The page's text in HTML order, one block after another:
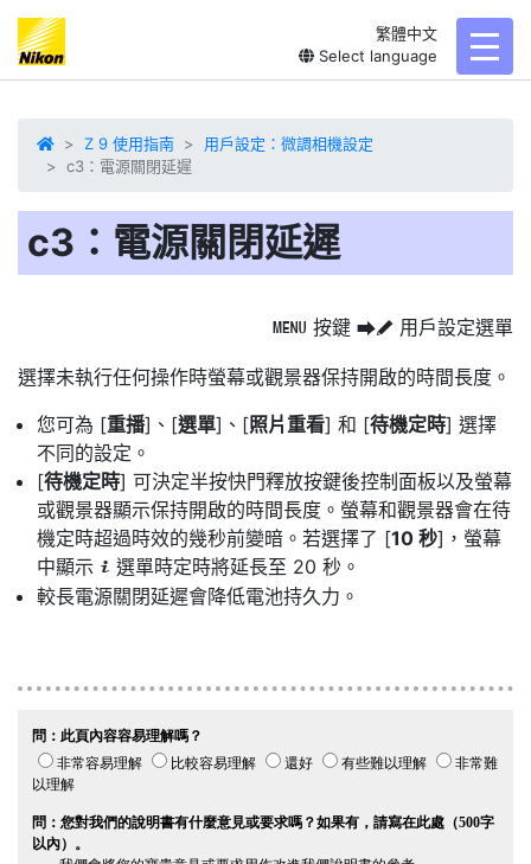
繁體中文
Select language
Z 9 使用指南
用戶設定：微調相機設定
c3：電源關閉延遲
c3：電源關閉延遲
G 按鍵 UA 用戶設定選單
選擇未執行任何操作時螢幕或觀景器保持開啟的時間長度 。
您可為 [重播]、[選單]、[照片重看] 和 [待機定時] 選擇
不同的設定。
[待機定時] 可決定半按快門釋放按鍵後控制面板以及螢幕
或觀景器顯示保持開啟的時間長度。螢幕和觀景器會在待
機定時超過時效的幾秒前變暗。若選擇了 [10 秒]，螢幕
中顯示 i 選單時定時將延長至 20 秒。
較長電源關閉延遲會降低電池持久力。